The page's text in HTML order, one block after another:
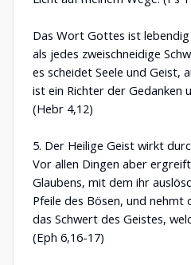
Das Wort Gottes ist
als jedes zweischneidige
es scheidet Seele und Geist,
ist ein Richter der Gedanken
(Hebr 4,12)
5. Der Heilige Geist wirkt
Vor allen Dingen aber
Glaubens, mit dem ihr
Pfeile des Bösen, und nehmt
das Schwert des Geistes,
(Eph 6,16-17)